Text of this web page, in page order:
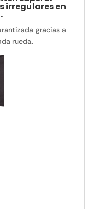
irregulares en
gracias a
rueda.